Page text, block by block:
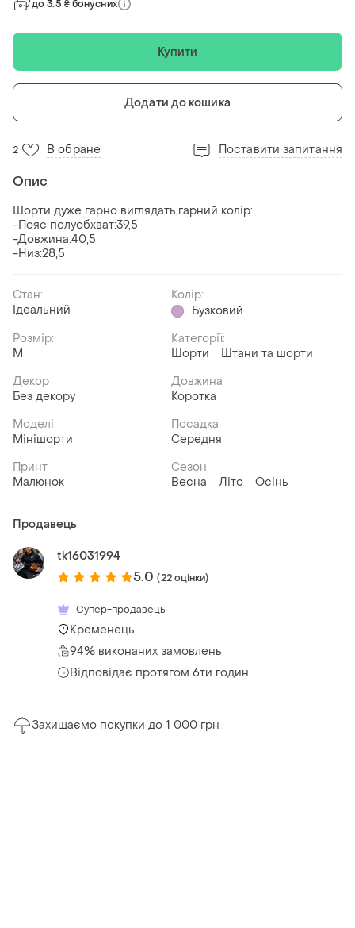
до 3.5 ₴ бонусних
Купити
Додати до кошика
2 В обране Поставити запитання
Опис
Шорти дуже гарно виглядать,гарний колір:
-Пояс полуобхват:39,5
-Довжина:40,5
-Низ:28,5
Стан:
Ідеальний
Колір:
Бузковий
Розмір:
M
Категорії:
Шорти
Штани та шорти
Декор
Без декору
Довжина
Коротка
Моделі
Мінішорти
Посадка
Середня
Принт
Малюнок
Сезон
Весна
Літо Осінь
Продавець
tk16031994
5.0 (22 оцінки)
Супер-продавець
Кременець
94% виконаних замовлень
Відповідає протягом 6ти годин
Захищаємо покупки до 1 000 грн